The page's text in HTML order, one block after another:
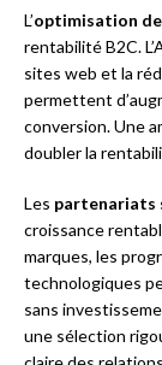
L’optimisation
rentabilité B2C.
sites web et la
permettent
conversion. Une
doubler la
Les partenariats
croissance
marques, les
technologiques
sans
une sélection